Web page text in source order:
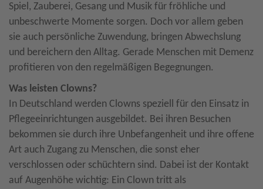
Spiel, Zauberei, Gesang und Musik für fröhliche und
unbeschwerte Momente sorgen. Doch vor allem geben
sie auch persönliche Zuwendung, bringen Abwechslung
und bereichern den Alltag. Gerade Menschen mit Demenz
profitieren von den regelmäßigen Begegnungen.
Was leisten Clowns?
In Deutschland werden Clowns speziell für den Einsatz in
Pflegeeinrichtungen ausgebildet. Bei ihren Besuchen
bekommen sie durch ihre Unbefangenheit und ihre offene
Art auch Zugang zu Menschen, die sonst eher
verschlossen oder schüchtern sind. Dabei ist der Kontakt
auf Augenhöhe wichtig: Ein Clown tritt als